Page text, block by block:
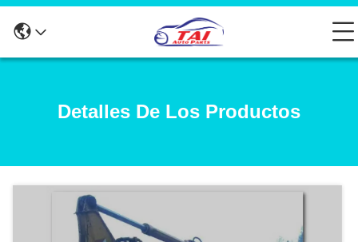
Detalles De Los Productos